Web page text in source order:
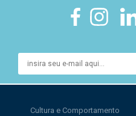
Cultura e Comportamento